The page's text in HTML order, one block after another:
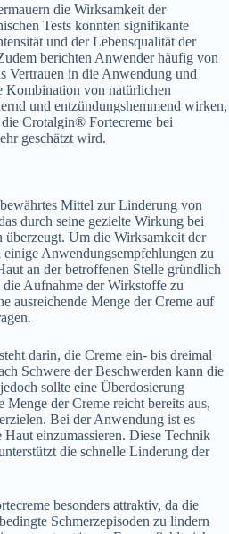
die Wirksamkeit der
Tests konnten signifikante
und der Lebensqualität der
berichten Anwender häufig von
Vertrauen in die Anwendung und
Kombination von natürlichen
und entzündungshemmend wirken,
Crotalgin® Fortecreme bei
geschätzt wird.
Mittel zur Linderung von
durch seine gezielte Wirkung bei
überzeugt. Um die Wirksamkeit der
Anwendungsempfehlungen zu
an der betroffenen Stelle gründlich
Aufnahme der Wirkstoffe zu
ausreichende Menge der Creme auf
darin, die Creme ein- bis dreimal
Schwere der Beschwerden kann die
sollte eine Überdosierung
der Creme reicht bereits aus,
Bei der Anwendung ist es
einzumassieren. Diese Technik
die schnelle Linderung der
besonders attraktiv, da die
Schmerzepisoden zu lindern